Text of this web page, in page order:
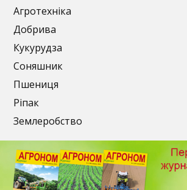
Агротехніка
Добрива
Кукурудза
Соняшник
Пшениця
Ріпак
Землеробство
Публікації Рекламодавцям